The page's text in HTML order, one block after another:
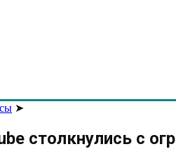
➤
столкнулись с